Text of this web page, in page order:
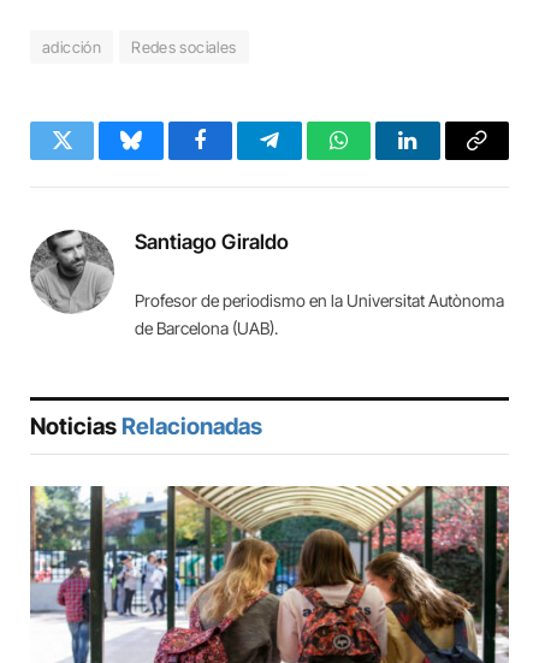
adicción Redes sociales
Twitter BlueskyFacebookTelegramWhatsAppLinkedInCopy
Santiago Giraldo
Profesor de periodismo en la Universitat Autònoma
de Barcelona (UAB).
Noticias Relacionadas